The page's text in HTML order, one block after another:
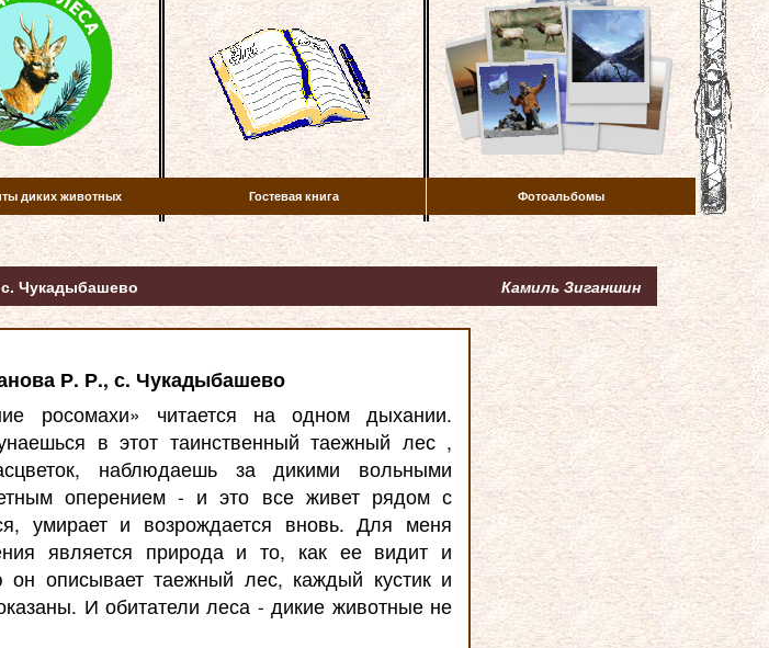
диких животных Гостевая книга Фотоальбомы
Чукадыбашево Камиль Зиганшин
Р. Р., с. Чукадыбашево
росомахи» читается на одном дыхании.
в этот таинственный таежный лес ,
наблюдаешь за дикими вольными
оперением - и это все живет рядом с
умирает и возрождается вновь. Для меня
является природа и то, как ее видит и
описывает таежный лес, каждый кустик и
И обитатели леса - дикие животные не